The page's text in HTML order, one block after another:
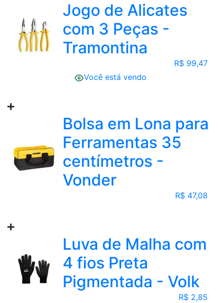
Jogo de Alicates
com 3 Peças -
Tramontina
R$ 99,47
Você está vendo
Bolsa em Lona para
Ferramentas 35
centímetros -
Vonder
R$ 47,08
Luva de Malha com
4 fios Preta
Pigmentada - Volk
R$ 2,85